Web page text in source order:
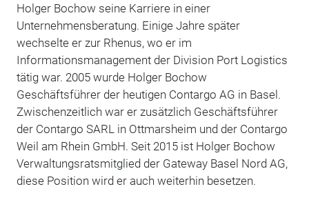
Holger Bochow seine Karriere in einer
Unternehmensberatung. Einige Jahre später
wechselte er zur Rhenus, wo er im
Informationsmanagement der Division Port Logistics
tätig war. 2005 wurde Holger Bochow
Geschäftsführer der heutigen Contargo AG in Basel.
Zwischenzeitlich war er zusätzlich Geschäftsführer
der Contargo SARL in Ottmarsheim und der Contargo
Weil am Rhein GmbH. Seit 2015 ist Holger Bochow
Verwaltungsratsmitglied der Gateway Basel Nord AG,
diese Position wird er auch weiterhin besetzen.